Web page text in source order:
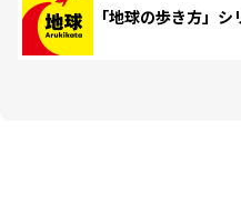
「地球の歩き方」